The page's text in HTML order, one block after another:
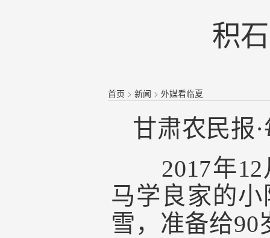
积
首页 >新闻 >外媒看临夏
甘肃农民报
2017年12
马学良家的
雪，准备给90